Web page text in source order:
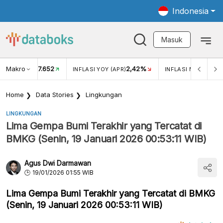
Indonesia
Masuk
Makro
USD/IDR 17.652 INFLASI YOY (APR)2,42% INFLASI MOM (APR)
Home Data Stories Lingkungan
LINGKUNGAN
Lima Gempa Bumi Terakhir yang Tercatat di
BMKG (Senin, 19 Januari 2026 00:53:11 WIB)
Agus Dwi Darmawan
19/01/2026 01:55 WIB
Lima Gempa Bumi Terakhir yang Tercatat di BMKG
(Senin, 19 Januari 2026 00:53:11 WIB)